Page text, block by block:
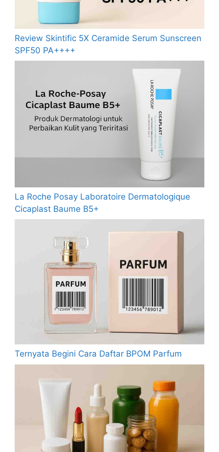
Review Skintific 5X Ceramide Serum Sunscreen
SPF50 PA++++
La Roche Posay Laboratoire Dermatologique
Cicaplast Baume B5+
Ternyata Begini Cara Daftar BPOM Parfum